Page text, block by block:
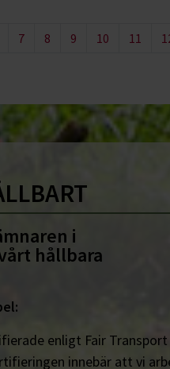
7 8 9 10 11
i
hållbara
enligt Fair Transport
innebär att vi